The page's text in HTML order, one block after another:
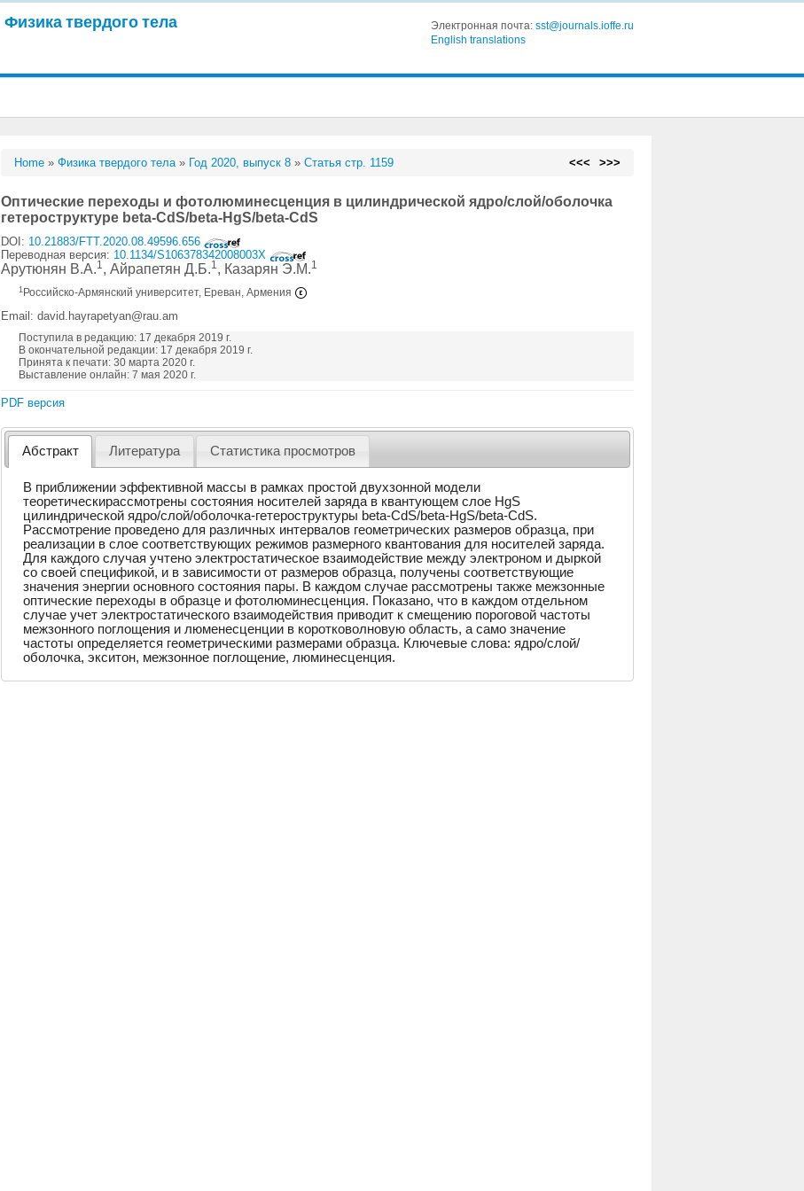
Физика твердого тела Электронная почта: sst@journals.ioffe.ru
English translations
Home »Физика твердого тела» Год 2020, выпуск 8 »Статья стр. 1159 <<< >>>
Оптические переходы и фотолюминесценция в цилиндрической ядро/слой/оболочка
гетероструктуре beta-CdS/beta-HgS/beta-CdS
DOI: 10.21883/FTT.2020.08.49596.656
Переводная версия: 10.1134/S106378342008003X
Aрутюнян В.А.1, Айрапетян Д.Б.1, Казарян Э.М.1
1 Российско-Армянский университет, Ереван, Армения
Email: david.hayrapetyan@rau.am
Поступила в редакцию: 17 декабря 2019 г.
В окончательной редакции: 17 декабря 2019 г.
Принята к печати: 30 марта 2020 г.
Выставление онлайн: 7 мая 2020 г.
PDF версия
Абстракт Литература Статистика просмотров
B приближении эффективной массы в рамках простой двухзонной модели
теоретическирассмотрены состояния носителей заряда в квантующем слое HgS
цилиндрической ядро/слой/оболочка-гетероструктуры beta-CdS/beta-HgS/beta-CdS.
Рассмотрение проведено для различных интервалов геометрических размеров образца, при
реализации в слое соответствующих режимов размерного квантования для носителей заряда.
Для каждого случая учтено электростатическое взаимодействие между электроном и дыркой
со своей спецификой, и в зависимости от размеров образца, получены соответствующие
значения энергии основного состояния пары. В каждом случае рассмотрены также межзонные
оптические перeходы в образце и фотолюминесценция. Показано, что в каждом отдельном
случае учет электростатического взаимодействия приводит к смещению пороговой частоты
межзонного поглощения и люменесценции в коротковолновую область, а сaмо значение
частоты определяется геометрическими размерами образца. Ключевые слова: ядро/слой/
оболочка, экситон, межзонное поглощение, люминесценция.